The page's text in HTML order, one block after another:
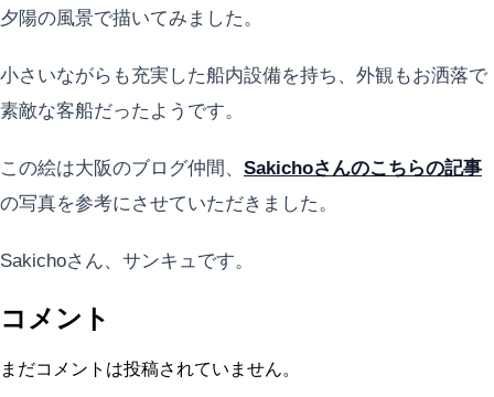
夕陽の風景で描いてみました。
小さいながらも充実した船内設備を持ち、外観もお洒落で
素敵な客船だったようです。
この絵は大阪のブログ仲間、 Sakichoさんのこちらの記事
の写真を参考にさせていただきました。
Sakichoさん、サンキュです。
コメント
まだコメントは投稿されていません。